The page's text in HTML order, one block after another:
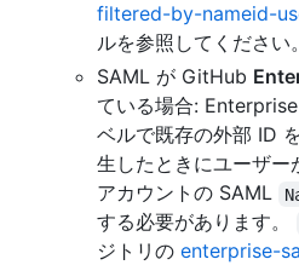
filtered-by-nameid-
ルを参照してください。
SAML が GitHub
ている場合:
ベルで既存の外部 ID
生したときにユーザ
アカウントの SAML
する必要があります。
ジトリの enterprise-